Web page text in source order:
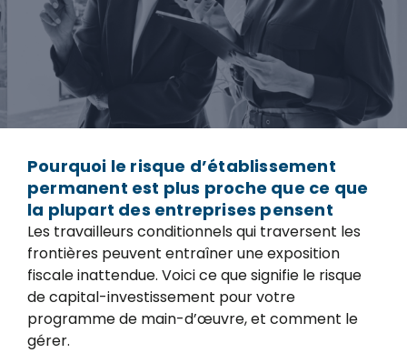
Pourquoi le risque d’établissement
permanent est plus proche que ce que
la plupart des entreprises pensent
Les travailleurs conditionnels qui traversent les
frontières peuvent entraîner une exposition
fiscale inattendue. Voici ce que signifie le risque
de capital-investissement pour votre
programme de main-d’œuvre, et comment le
gérer.